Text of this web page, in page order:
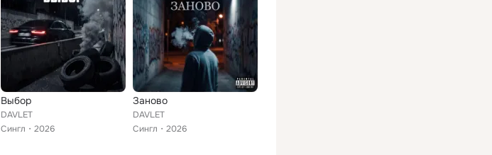
Выбор
DAVLET
Сингл
2026
Заново
DAVLET
Сингл
2026